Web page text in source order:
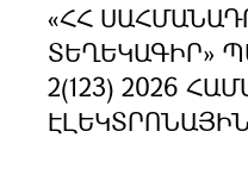
«ՀՀ
ՏԵՂԵԿԱԳԻՐ»
2(123) 2026